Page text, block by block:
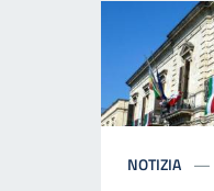
NOTIZIA